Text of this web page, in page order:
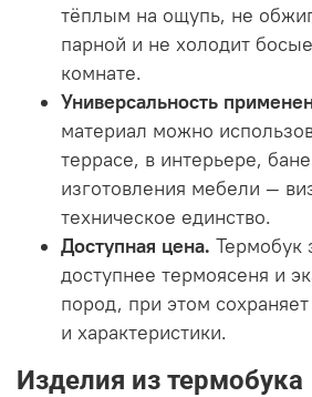
тёплым на ощупь, не
парной и не холодит
комнате.
Универсальность
материал можно
террасе, в интерьере,
изготовления мебели —
техническое единство.
Доступная цена. Термобук
доступнее термоясеня и
пород, при этом
и характеристики.
Изделия из термобука